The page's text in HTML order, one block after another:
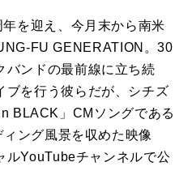
を迎え、今月末から南米
FU GENERATION。30
バンドの最前線に立ち続
ブを行う彼らだが、シチズ
BLACK」CMソングである
ング風景を収めた映像
ルYouTubeチャンネルで公